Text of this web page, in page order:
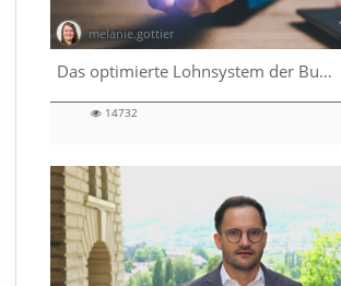
melanie.gottier
Das optimierte Lohnsystem der Bundesverwaltung
06:10 duration
14732